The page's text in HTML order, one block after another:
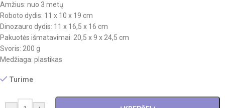
Amžius: nuo 3 metų
Roboto dydis: 11 x 10 x 19 cm
Dinozauro dydis: 11 x 16,5 x 16 cm
Pakuotės išmatavimai: 20,5 x 9 x 24,5 cm
Svoris: 200 g
Medžiaga: plastikas
Turime